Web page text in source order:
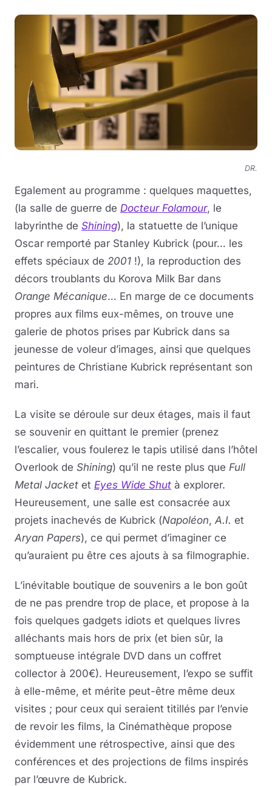
DR.
Egalement au programme : quelques maquettes,
(la salle de guerre de Docteur Folamour, le
labyrinthe de Shining), la statuette de l’unique
Oscar remporté par Stanley Kubrick (pour… les
effets spéciaux de 2001 !), la reproduction des
décors troublants du Korova Milk Bar dans
Orange Mécanique… En marge de ce documents
propres aux films eux-mêmes, on trouve une
galerie de photos prises par Kubrick dans sa
jeunesse de voleur d’images, ainsi que quelques
peintures de Christiane Kubrick représentant son
mari.
La visite se déroule sur deux étages, mais il faut
se souvenir en quittant le premier (prenez
l’escalier, vous foulerez le tapis utilisé dans l’hôtel
Overlook de Shining) qu’il ne reste plus que Full
Metal Jacket et Eyes Wide Shut à explorer.
Heureusement, une salle est consacrée aux
projets inachevés de Kubrick (Napoléon, A.I. et
Aryan Papers), ce qui permet d’imaginer ce
qu’auraient pu être ces ajouts à sa filmographie.
L’inévitable boutique de souvenirs a le bon goût
de ne pas prendre trop de place, et propose à la
fois quelques gadgets idiots et quelques livres
alléchants mais hors de prix (et bien sûr, la
somptueuse intégrale DVD dans un coffret
collector à 200€). Heureusement, l’expo se suffit
à elle-même, et mérite peut-être même deux
visites ; pour ceux qui seraient titillés par l’envie
de revoir les films, la Cinémathèque propose
évidemment une rétrospective, ainsi que des
conférences et des projections de films inspirés
par l’œuvre de Kubrick.